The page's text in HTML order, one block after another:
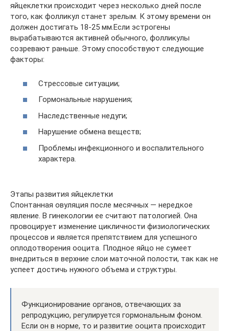
яйцеклетки происходит через несколько дней после
того, как фолликул станет зрелым. К этому времени он
должен достигать 18-25 мм.Если эстрогены
вырабатываются активней обычного, фолликулы
созревают раньше. Этому способствуют следующие
факторы:
Стрессовые ситуации;
Гормональные нарушения;
Наследственные недуги;
Нарушение обмена веществ;
Проблемы инфекционного и воспалительного
характера.
Этапы развития яйцеклетки
Спонтанная овуляция после месячных — нередкое
явление. В гинекологии ее считают патологией. Она
провоцирует изменение цикличности физиологических
процессов и является препятствием для успешного
оплодотворения ооцита. Плодное яйцо не сумеет
внедриться в верхние слои маточной полости, так как не
успеет достичь нужного объема и структуры.
Функционирование органов, отвечающих за
репродукцию, регулируется гормональным фоном.
Если он в норме, то и развитие ооцита происходит